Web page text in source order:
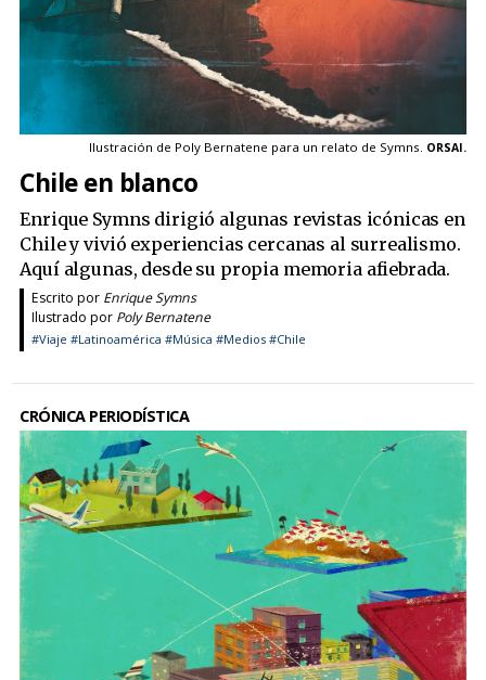
Ilustración de Poly Bernatene para un relato de Symns. ORSAI.
Chile en blanco
Enrique Symns dirigió algunas revistas icónicas en
Chile y vivió experiencias cercanas al surrealismo.
Aquí algunas, desde su propia memoria afiebrada.
Escrito por Enrique Symns
Ilustrado por Poly Bernatene
#Viaje #Latinoamérica #Música #Medios #Chile
CRÓNICA PERIODÍSTICA